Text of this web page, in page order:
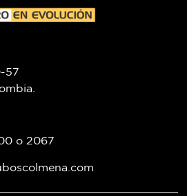
57
o 2067